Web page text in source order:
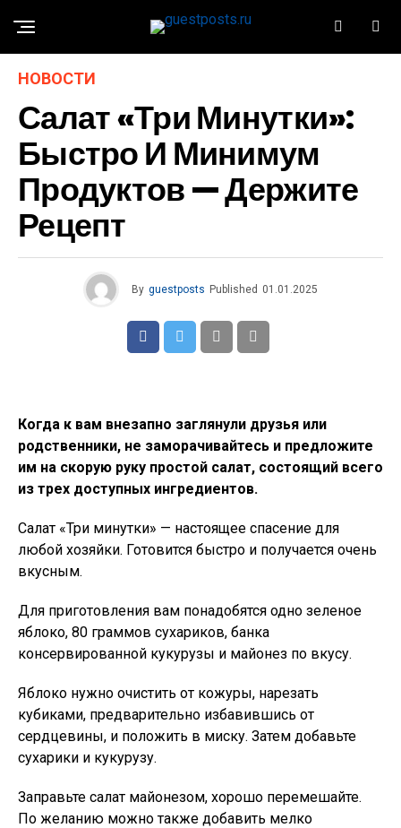
НОВОСТИ
Салат «Три Минутки»:
Быстро И Минимум
Продуктов — Держите
Рецепт
By guestposts Published 01.01.2025
Когда к вам внезапно заглянули друзья или
родственники, не заморачивайтесь и предложите
им на скорую руку простой салат, состоящий всего
из трех доступных ингредиентов.
Салат «Три минутки» — настоящее спасение для
любой хозяйки. Готовится быстро и получается очень
вкусным.
Для приготовления вам понадобятся одно зеленое
яблоко, 80 граммов сухариков, банка
консервированной кукурузы и майонез по вкусу.
Яблоко нужно очистить от кожуры, нарезать
кубиками, предварительно избавившись от
сердцевины, и положить в миску. Затем добавьте
сухарики и кукурузу.
Заправьте салат майонезом, хорошо перемешайте.
По желанию можно также добавить мелко